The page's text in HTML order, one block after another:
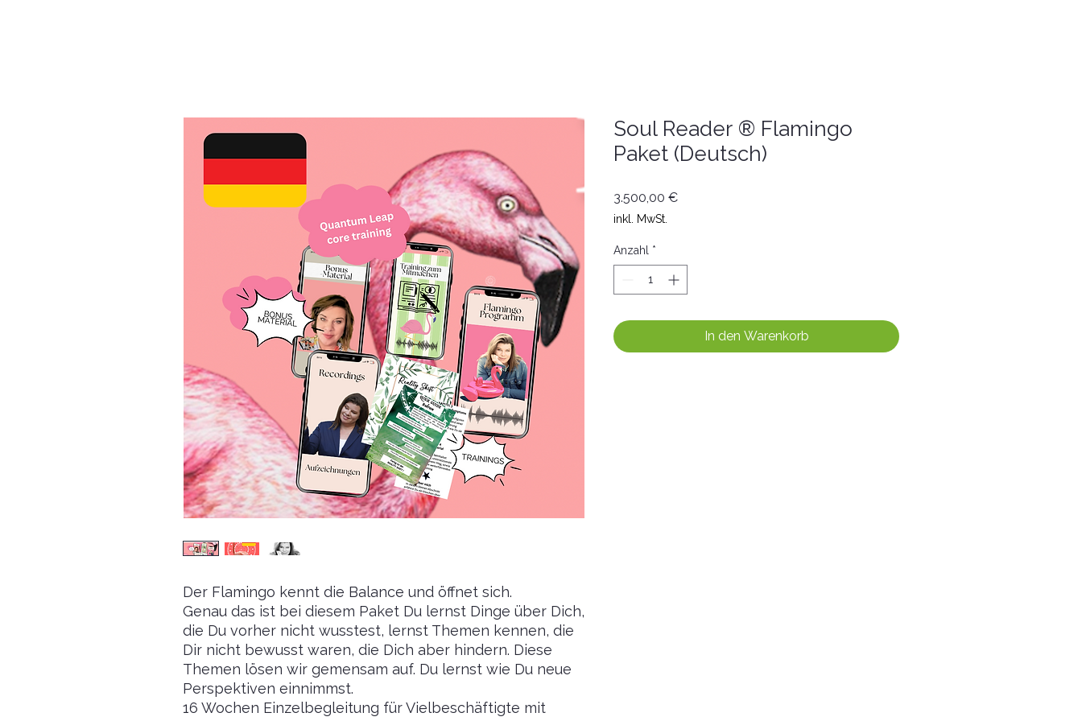
Der Flamingo kennt die Balance und öffnet sich.
Genau das ist bei diesem Paket Du lernst Dinge über Dich,
die Du vorher nicht wusstest, lernst Themen kennen, die
Dir nicht bewusst waren, die Dich aber hindern. Diese
Themen lösen wir gemensam auf. Du lernst wie Du neue
Perspektiven einnimmst.
16 Wochen Einzelbegleitung für Vielbeschäftigte mit
Soul Reader ® Flamingo
Paket (Deutsch)
3.500,00 €Preis
inkl. MwSt.
Anzahl *
In den Warenkorb